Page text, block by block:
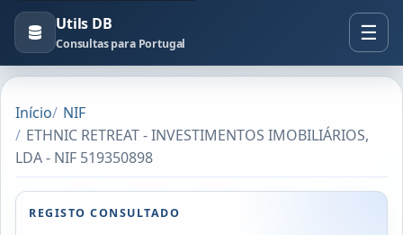
Utils DB
Consultas para Portugal
Início
NIF
ETHNIC RETREAT - INVESTIMENTOS IMOBILIÁRIOS,
LDA - NIF 519350898
REGISTO CONSULTADO